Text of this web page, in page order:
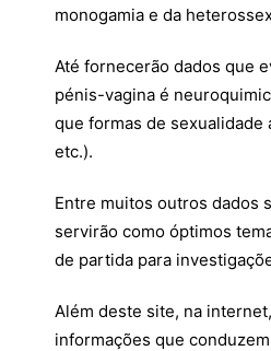
monogamia e da
Até fornecerão dados que
pénis-vagina é
que formas de sexualidade
etc.).
Entre muitos outros dados
servirão como óptimos
de partida para
Além deste site, na
informações que